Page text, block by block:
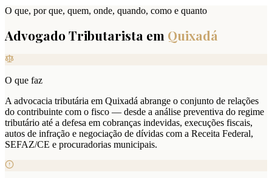
O que, por que, quem, onde, quando, como e quanto
Advogado Tributarista em Quixadá
O que faz
A advocacia tributária em Quixadá abrange o conjunto de relações
do contribuinte com o fisco — desde a análise preventiva do regime
tributário até a defesa em cobranças indevidas, execuções fiscais,
autos de infração e negociação de dívidas com a Receita Federal,
SEFAZ/CE e procuradorias municipais.